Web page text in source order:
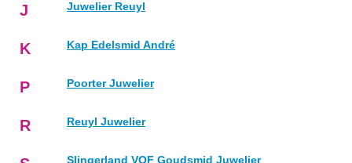
J Juwelier Reuyl
K Kap Edelsmid André
P Poorter Juwelier
R Reuyl Juwelier
Slingerland VOF Goudsmid Juwelier